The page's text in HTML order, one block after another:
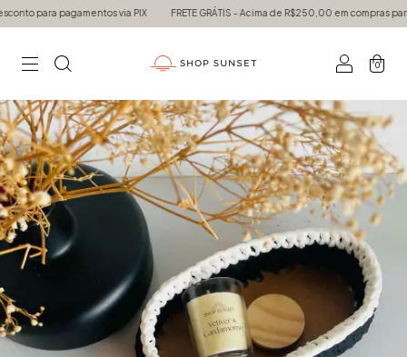
para pagamentos via PIX FRETE GRÁTIS - Acima de R$250,00 em compras para
0